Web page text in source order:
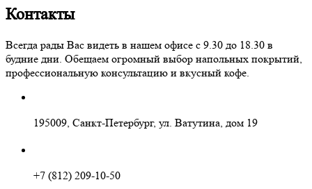
Контакты
Всегда рады Вас видеть в нашем офисе с 9.30 до 18.30 в
будние дни. Обещаем огромный выбор напольных покрытий,
профессиональную консультацию и вкусный кофе.
195009, Санкт-Петербург, ул. Ватутина, дом 19
+7 (812) 209-10-50